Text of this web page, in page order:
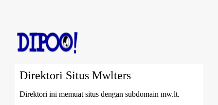
Direktori Situs Mwlters
Direktori ini memuat situs dengan subdomain mw.lt.